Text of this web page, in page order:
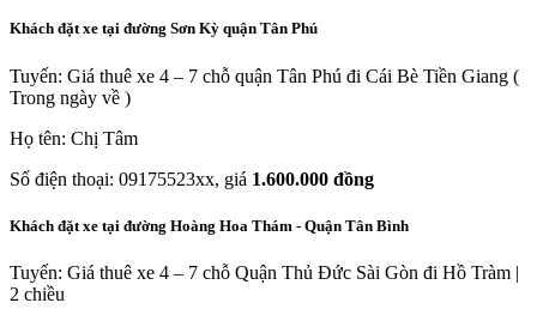
Khách đặt xe tại đường Sơn Kỳ quận Tân Phú
Tuyến: Giá thuê xe 4 – 7 chỗ quận Tân Phú đi Cái Bè Tiền Giang (
Trong ngày về )
Họ tên: Chị Tâm
Số điện thoại: 09175523xx, giá 1.600.000 đồng
Khách đặt xe tại đường Hoàng Hoa Thám - Quận Tân Bình
Tuyến: Giá thuê xe 4 – 7 chỗ Quận Thủ Đức Sài Gòn đi Hồ Tràm |
2 chiều